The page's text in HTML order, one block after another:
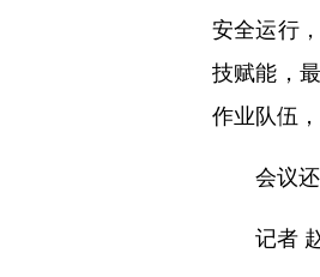
安全运行
技赋能，
作业队伍
会议还
记者 赵